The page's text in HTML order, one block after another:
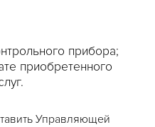
прибора;
приобретенного
Управляющей